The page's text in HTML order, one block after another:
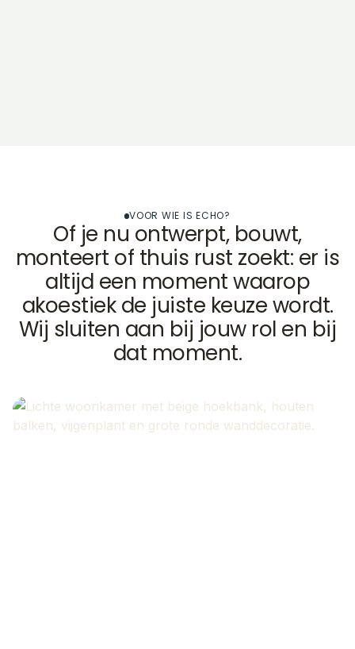
VOOR WIE IS ECHO?
Of je nu ontwerpt, bouwt,
monteert of thuis rust zoekt: er is
altijd een moment waarop
akoestiek de juiste keuze wordt.
Wij sluiten aan bij jouw rol en bij
dat moment.